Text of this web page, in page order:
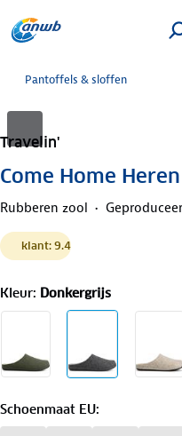
Pantoffels & sloffen
Travelin'
Come Home
Rubberen zool
klant: 9.4
Kleur: Donkergrijs
Schoenmaat EU: